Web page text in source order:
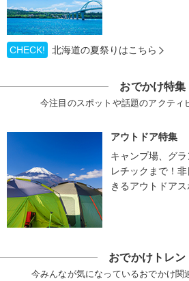
CHECK! 北海道の夏祭りはこちら
おでかけ特集
今注目のスポットや話題のアクティ
アウトドア特集
キャンプ場、グ
レチックまで！
きるアウトドア
おでかけトレン
今みんなが気になっているおでかけ関